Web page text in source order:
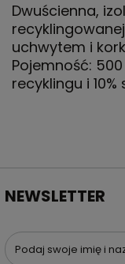
Dwuścienna,
uchwytem i
Pojemność:
recyklingu i
NEWSLETTER
Podaj swoje imię i